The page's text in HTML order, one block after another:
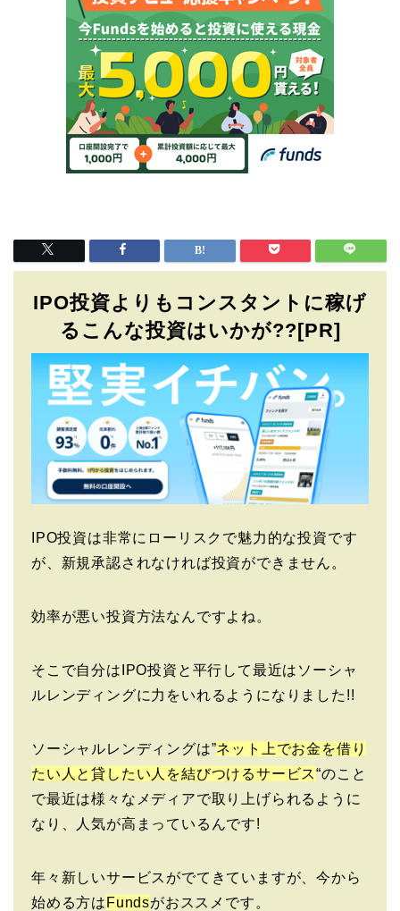
IPO投資よりもコンスタントに稼げ
るこんな投資はいかが??[PR]
IPO投資は非常にローリスクで魅力的な投資です
が、新規承認されなければ投資ができません。
効率が悪い投資方法なんですよね。
そこで自分はIPO投資と平行して最近はソーシャ
ルレンディングに力をいれるようになりました!!
ソーシャルレンディングは”ネット上でお金を借り
たい人と貸したい人を結びつけるサービス“のこと
で最近は様々なメディアで取り上げられるように
なり、人気が高まっているんです!
年々新しいサービスがでてきていますが、今から
始める方は Fundsがおススメです。